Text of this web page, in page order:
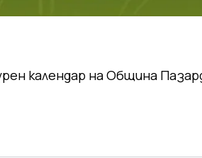
календар на Община